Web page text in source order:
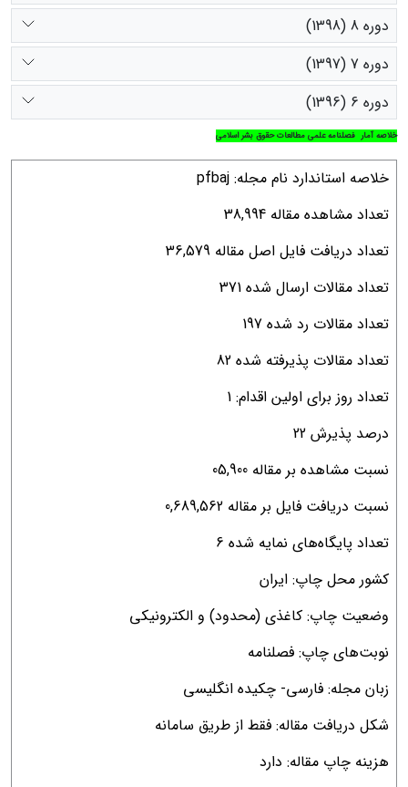
دوره 8 (1398)
دوره 7 (1397)
دوره 6 (1396)
خلاصه آمار فصلنامه علمی مطالعات حقوق بشر اسلامی
خلاصه استاندارد نام مجله: pfbaj
تعداد مشاهده مقاله 38,994
تعداد دریافت فایل اصل مقاله 36,579
تعداد مقالات ارسال شده 371
تعداد مقالات رد شده 197
تعداد مقالات پذیرفته شده 82
تعداد روز برای اولین اقدام: 1
درصد پذیرش 22
نسبت مشاهده بر مقاله 05,900
نسبت دریافت فایل بر مقاله 0,689,562
تعداد پایگاه‌های نمایه شده 6
کشور محل چاپ: ایران
وضعیت چاپ: کاغذی (محدود) و الکترونیکی
نوبت‌های چاپ: فصلنامه
زبان مجله: فارسی- چکیده انگلیسی
شکل دریافت مقاله: فقط از طریق سامانه
هزینه چاپ مقاله: دارد